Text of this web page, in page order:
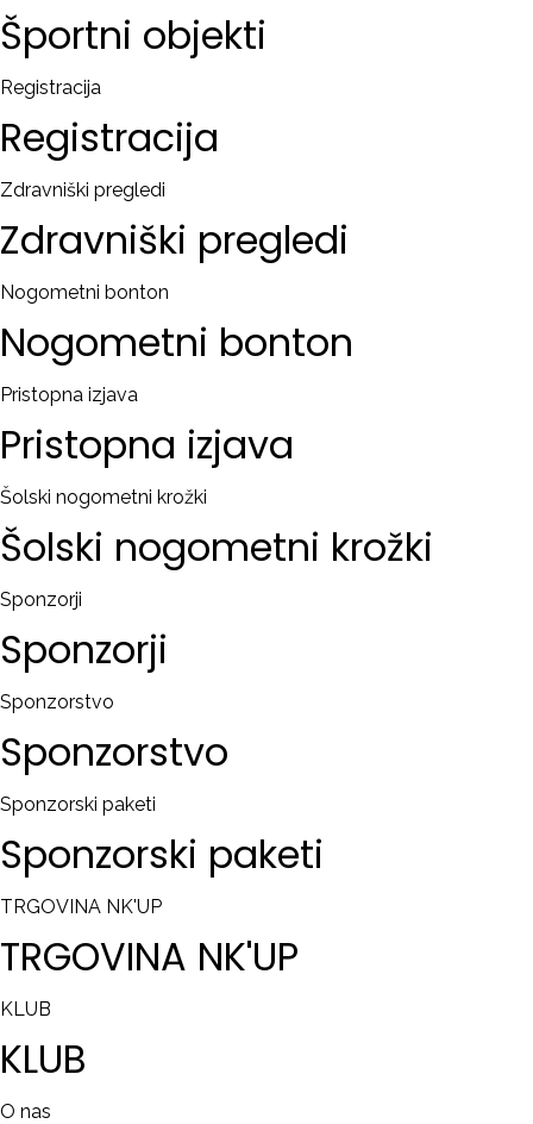
Športni objekti
Registracija
Registracija
Zdravniški pregledi
Zdravniški pregledi
Nogometni bonton
Nogometni bonton
Pristopna izjava
Pristopna izjava
Šolski nogometni krožki
Šolski nogometni krožki
Sponzorji
Sponzorji
Sponzorstvo
Sponzorstvo
Sponzorski paketi
Sponzorski paketi
TRGOVINA NK'UP
TRGOVINA NK'UP
KLUB
KLUB
O nas